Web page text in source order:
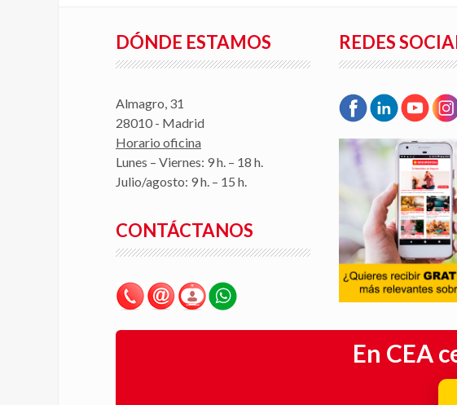
DÓNDE ESTAMOS
Almagro, 31
28010 - Madrid
Horario oficina
Lunes – Viernes: 9 h. – 18 h.
Julio/agosto: 9 h. – 15 h.
CONTÁCTANOS
REDES
En CEA